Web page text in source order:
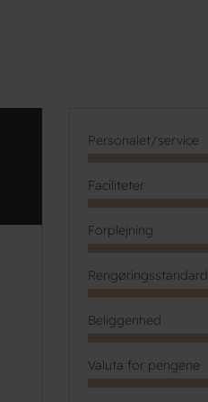
Personalet/service
Faciliteter
Forplejning
Rengøringsstandard
Beliggenhed
Valuta for pengene